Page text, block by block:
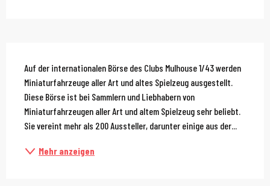
Beschreibung
Auf der internationalen Börse des Clubs Mulhouse 1/43 werden
Miniaturfahrzeuge aller Art und altes Spielzeug ausgestellt.
Diese Börse ist bei Sammlern und Liebhabern von
Miniaturfahrzeugen aller Art und altem Spielzeug sehr beliebt.
Sie vereint mehr als 200 Aussteller, darunter einige aus der...
Mehr anzeigen